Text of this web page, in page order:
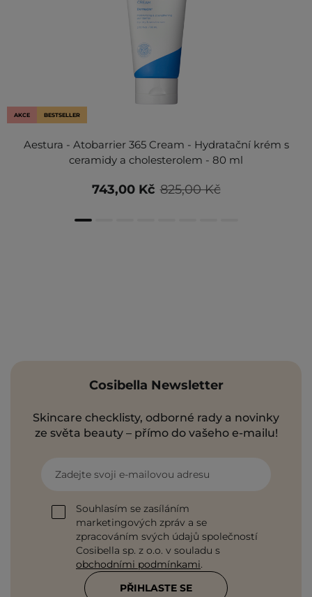
AKCE BESTSELLER
Aestura - Atobarrier 365 Cream - Hydratační krém s
ceramidy a cholesterolem - 80 ml
825,00 Kč
743,00 Kč
Cosibella Newsletter
Skincare checklisty, odborné rady a novinky
ze světa beauty – přímo do vašeho e-mailu!
Zadejte svoji e-mailovou adresu
Souhlasím se zasíláním
marketingových zpráv a se
zpracováním svých údajů společností
Cosibella sp. z o.o. v souladu s
obchodními podmínkami.
PŘIHLASTE SE